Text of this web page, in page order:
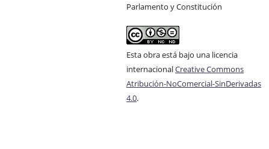
Parlamento y Constitución
Esta obra está bajo una licencia
internacionalCreative Commons
Atribución-NoComercial-SinDerivadas
4.0.